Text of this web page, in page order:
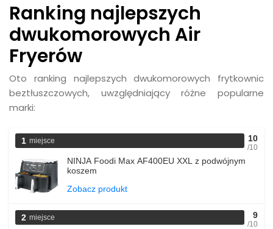
Ranking najlepszych
dwukomorowych Air
Fryerów
Oto ranking najlepszych dwukomorowych frytkownic
beztłuszczowych, uwzględniający różne popularne
marki:
1 miejsce
NINJA Foodi Max AF400EU XXL z podwójnym
koszem
10
/10
Zobacz produkt
2 miejsce 9
/10